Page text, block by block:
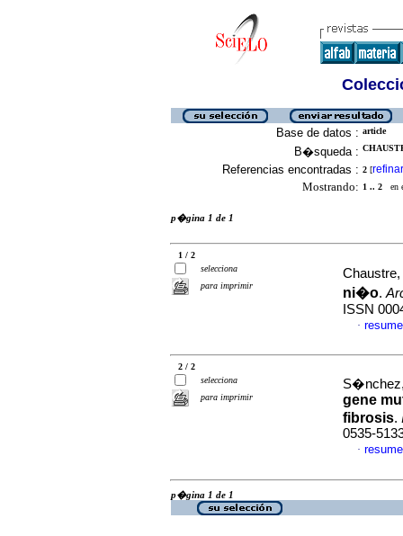
Base de datos : article
B�squeda :
Referencias encontradas : 2 [refinar
Mostrando: 1 .. 2 en
p�gina 1 de 1
1 / 2
selecciona
para imprimir
ni�o.
ISSN
·
2 / 2
selecciona
para imprimir
gene
fibrosis.
0535-
·
p�gina 1 de 1